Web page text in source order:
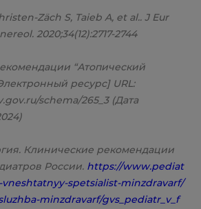
Zäch S, Taieb A, et al.. J Eur
2020;34(12):2717-2744
“Атопический
ресурс] URL:
schema/265_3 (Дата
Клинические рекомендации
России. https://www.pediat
vneshtatnyy-spetsialist-minzdravarf/
minzdravarf/gvs_pediatr_v_f